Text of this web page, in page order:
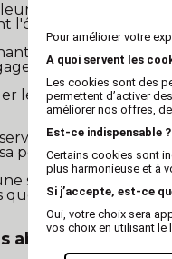
leur nom l'indique,
de séchage du
efficacement le
lorsqu'ils sont
le chien propre et
serviettes sont
peau.
serviette adaptée
que d'autres sont
absorbantes
Pour améliorer votre
A quoi servent les
Les cookies sont des
permettent d’activer
améliorer nos offres,
Est-ce indispensable ?
Certains cookies sont
plus harmonieuse et à
Si j’accepte, est-ce
Oui, votre choix sera
vos choix en utilisant le